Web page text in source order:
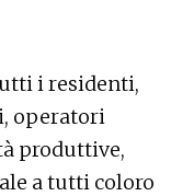
i residenti,
operatori
produttive,
a tutti coloro